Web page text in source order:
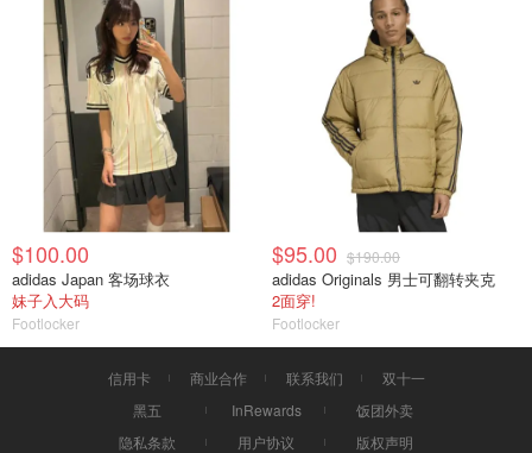
$100.00
adidas Japan 客场球衣
妹子入大码
Footlocker
$95.00 $190.00
adidas Originals 男士可翻转夹克
2面穿!
Footlocker
信用卡 商业合作 联系我们
双十一
黑五
InRewards
饭团外卖
隐私条款
用户协议 版权声明